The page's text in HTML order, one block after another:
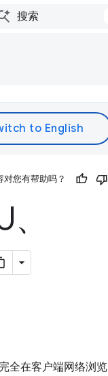
对您有帮助吗？
全在客户端网络浏览